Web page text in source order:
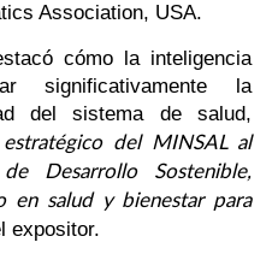
Association, USA.
cómo la inteligencia
significativamente la
del sistema de salud,
del MINSAL al
Desarrollo Sostenible,
en salud y bienestar para
expositor.